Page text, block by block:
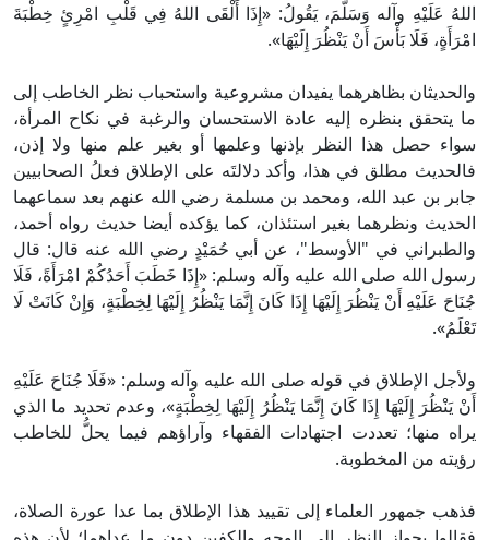
اللهُ عَلَيْهِ وآله وَسَلَّمَ، يَقُولُ: «إِذَا أَلْقَى اللهُ فِي قَلْبِ امْرِئٍ خِطْبَةَ
امْرَأَةٍ، فَلَا بَأْسَ أَنْ يَنْظُرَ إِلَيْهَا».
والحديثان بظاهرهما يفيدان مشروعية واستحباب نظر الخاطب إلى
ما يتحقق بنظره إليه عادة الاستحسان والرغبة في نكاح المرأة،
سواء حصل هذا النظر بإذنها وعلمها أو بغير علم منها ولا إذن،
فالحديث مطلق في هذا، وأكد دلالتَه على الإطلاق فعلُ الصحابيين
جابر بن عبد الله، ومحمد بن مسلمة رضي الله عنهم بعد سماعهما
الحديث ونظرهما بغير استئذان، كما يؤكده أيضا حديث رواه أحمد،
والطبراني في "الأوسط"، عن أبي حُمَيْدٍ رضي الله عنه قال: قال
رسول الله صلى الله عليه وآله وسلم: «إِذَا خَطَبَ أَحَدُكُمْ امْرَأَةً، فَلَا
جُنَاحَ عَلَيْهِ أَنْ يَنْظُرَ إِلَيْهَا إِذَا كَانَ إِنَّمَا يَنْظُرُ إِلَيْهَا لِخِطْبَةٍ، وَإِنْ كَانَتْ لَا
تَعْلَمُ».
ولأجل الإطلاق في قوله صلى الله عليه وآله وسلم: «فَلَا جُنَاحَ عَلَيْهِ
أَنْ يَنْظُرَ إِلَيْهَا إِذَا كَانَ إِنَّمَا يَنْظُرُ إِلَيْهَا لِخِطْبَةٍ»، وعدم تحديد ما الذي
يراه منها؛ تعددت اجتهادات الفقهاء وآراؤهم فيما يحلُّ للخاطب
رؤيته من المخطوبة.
فذهب جمهور العلماء إلى تقييد هذا الإطلاق بما عدا عورة الصلاة،